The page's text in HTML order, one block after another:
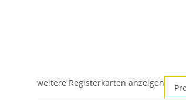
weitere Registerkarten anzeigen